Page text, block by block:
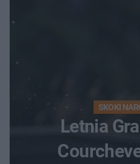
SKOKI
Letnia